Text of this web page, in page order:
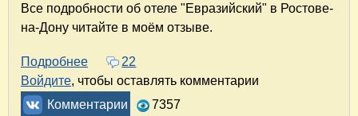
Все подробности об отеле "Евразийский" в Ростове-
на-Дону читайте в моём отзыве.
Подробнее о "Евразийский бизнес-центр" в Ростове-
22
Войдите, чтобы оставлять комментарии
Комментарии
7357